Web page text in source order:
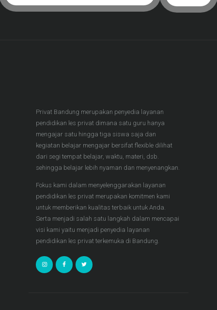
Privat Bandung merupakan penyedia layanan
pendidikan les privat dimana satu guru hanya
mengajar satu hingga tiga siswa saja dan
kegiatan belajar mengajar bersifat flexible dilihat
dari segi tempat belajar, waktu, materi, dsb.
sehingga belajar lebih nyaman dan menyenangkan.
Fokus kami dalam menyelenggarakan layanan
pendidikan les privat merupakan komitmen kami
untuk memberikan kualitas terbaik untuk Anda.
Serta menjadi salah satu langkah dalam mencapai
visi kami yaitu menjadi penyedia layanan
pendidikan les privat terkemuka di Bandung.